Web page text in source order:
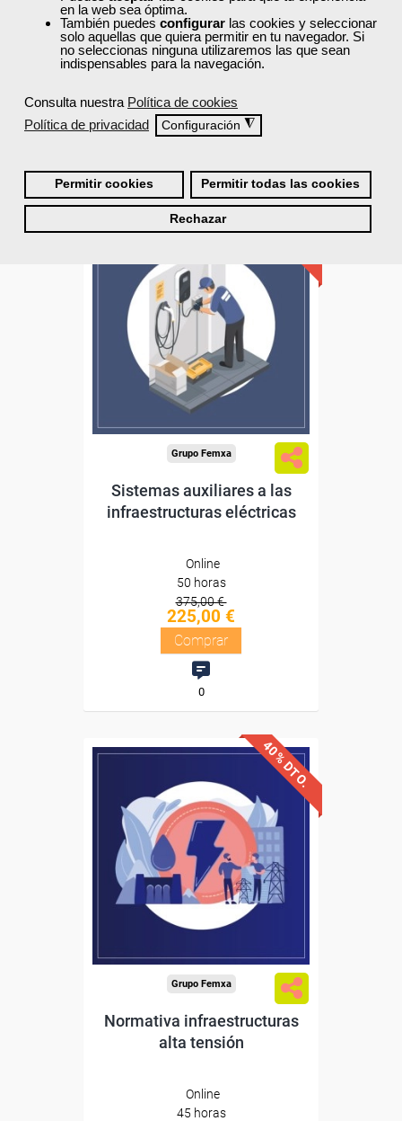
en la web sea óptima.
También puedes configurar las cookies y seleccionar
solo aquellas que quiera permitir en tu navegador. Si
no seleccionas ninguna utilizaremos las que sean
indispensables para la navegación.
Consulta nuestra Política de cookies
Política de privacidad
Configuración ◮
Permitir cookies Permitir todas las cookies
Rechazar
Online
70 horas
525,00 €
Comprar
40% DTO.
Descuentos especiales
Sin requisitos de acceso
Diploma
Compra segura
Grupo Femxa
Sistemas auxiliares a las
infraestructuras eléctricas
Online
50 horas
375,00 €
225,00 €
Comprar
0
40% DTO.
Descuentos especiales
Sin requisitos de acceso
Diploma
Grupo Femxa
Normativa infraestructuras
alta tensión
Online
45 horas